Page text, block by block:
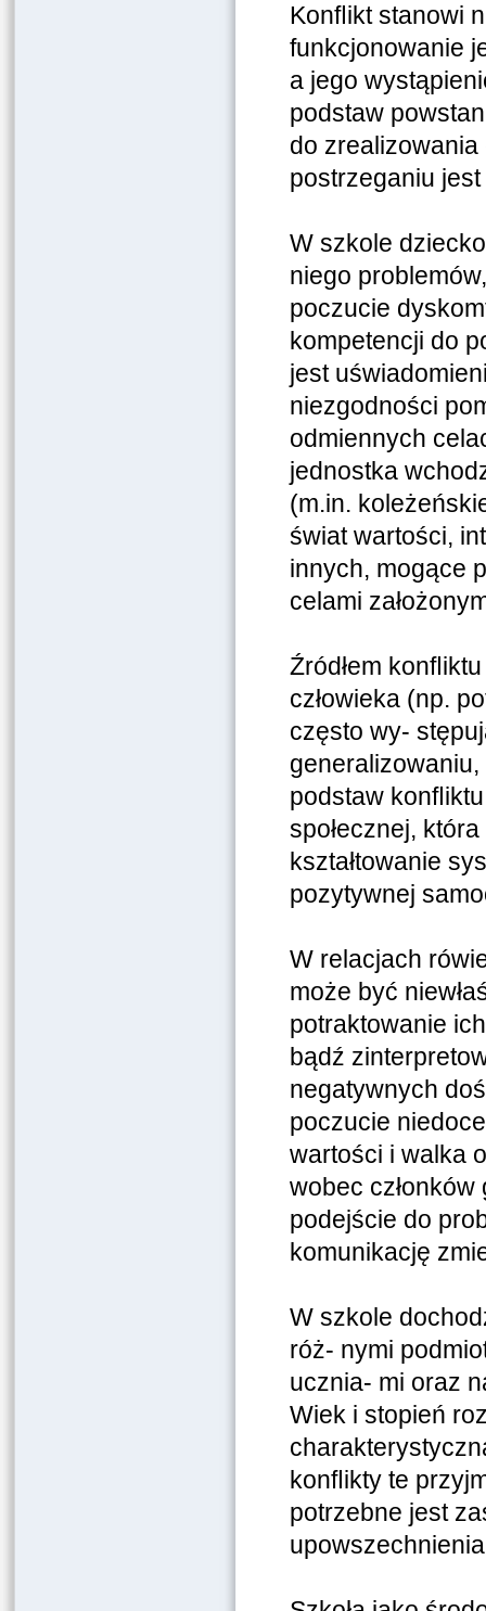
Konﬂikt stanowi
funkcjonowanie
a jego
podstaw
do
postrzeganiu
W szkole
niego
poczucie dyskom
kompetencji do
jest
niezgodności
odmiennych
jednostka
(m.in.
świat wartości,
innych, mogące
celami
Źródłem
człowieka (np.
często wy-
generalizowaniu,
podstaw
społecznej,
kształtowanie
pozytywnej
W relacjach
może być
potraktowanie
bądź
negatywnych
poczucie
wartości i walka
wobec
podejście do
komunikację
W szkole
róż- nymi
ucznia- mi oraz
Wiek i stopień
konﬂikty te
potrzebne jest